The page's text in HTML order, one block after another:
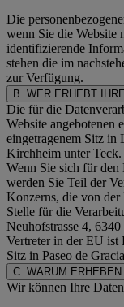
Die
wenn Sie die Website
identifizierende
stehen die im
zur Verfügung.
B. WER ERHEBT
Die für die
Website angebotenen
eingetragenem Sitz in
Kirchheim unter Teck.
Wenn Sie sich für den
werden Sie Teil der
Konzerns, die von
Stelle für die
Neuhofstrasse 4,
Vertreter in der EU
Sitz in Paseo de
C. WARUM
Wir können Ihre